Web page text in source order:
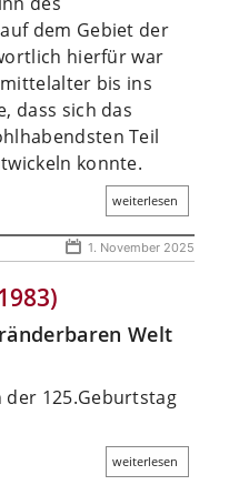
dem Gebiet der
hierfür war
bis ins
dass sich das
Teil
konnte.
weiterlesen
1. November 2025
Welt
125.Geburtstag
weiterlesen